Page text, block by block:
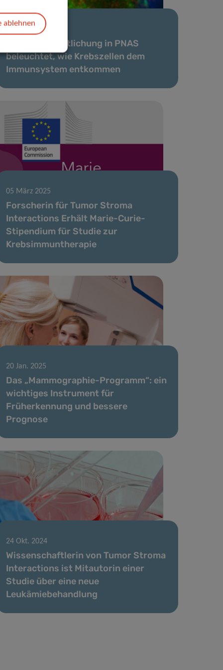
14 Aug. 2025
Neue Veröffentlichung in PNAS
beleuchtet, wie Krebszellen dem
Immunsystem entkommen
05 März 2025
Forscherin für Tumor Stroma
Interactions Erhält Marie-Curie-
Stipendium für Studie zur
Krebsimmuntherapie
20 Jan. 2025
Das „Mammographie-Programm“: ein
wichtiges Instrument für
Früherkennung und bessere
Prognose
24 Okt. 2024
Wissenschaftlerin von Tumor Stroma
Interactions ist Mitautorin einer
Studie über eine neue
Leukämiebehandlung
ablehnen